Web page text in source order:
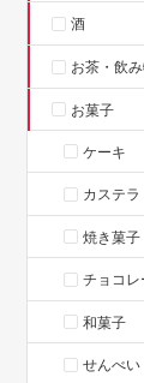
酒
お茶・飲
お菓子
ケーキ
カステラ
焼き菓子
チョコレ
和菓子
せんべい